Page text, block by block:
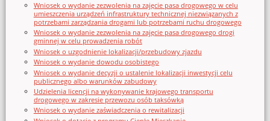
Wniosek o wydanie zezwolenia na zajęcie pasa drogowego w celu
umieszczenia urządzeń infrastruktury technicznej niezwiązanych z
potrzebami zarządzania drogami lub potrzebami ruchu drogowego
Wniosek o wydanie zezwolenia na zajęcie pasa drogowego drogi
gminnej w celu prowadzenia robót
Wniosek o uzgodnienie lokalizacji/przebudowy zjazdu
Wniosek o wydanie dowodu osobistego
Wniosek o wydanie decyzji o ustalenie lokalizacji inwestycji celu
publicznego albo warunków zabudowy
Udzielenia licencji na wykonywanie krajowego transportu
drogowego w zakresie przewozu osób taksówką
Wniosek o wydanie zaświadczenia o rewitalizacji